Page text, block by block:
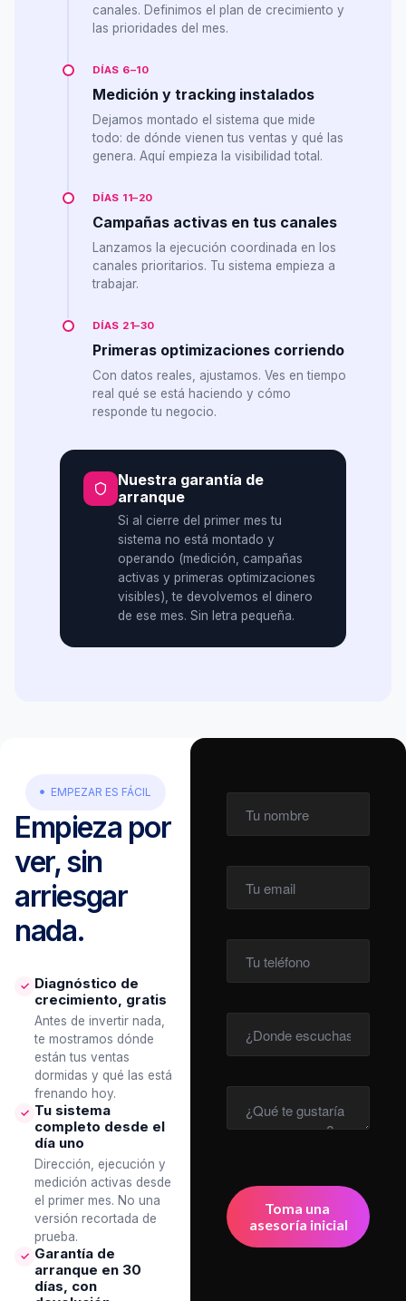
canales. Definimos el plan de crecimiento y
las prioridades del mes.
DÍAS 6–10
Medición y tracking instalados
Dejamos montado el sistema que mide
todo: de dónde vienen tus ventas y qué las
genera. Aquí empieza la visibilidad total.
DÍAS 11–20
Campañas activas en tus canales
Lanzamos la ejecución coordinada en los
canales prioritarios. Tu sistema empieza a
trabajar.
DÍAS 21–30
Primeras optimizaciones corriendo
Con datos reales, ajustamos. Ves en tiempo
real qué se está haciendo y cómo
responde tu negocio.
Nuestra garantía de
arranque
Si al cierre del primer mes tu
sistema no está montado y
operando (medición, campañas
activas y primeras optimizaciones
visibles), te devolvemos el dinero
de ese mes. Sin letra pequeña.
EMPEZAR ES FÁCIL
Empieza por
ver, sin
arriesgar
nada.
✓ Diagnóstico de
crecimiento, gratis
Antes de invertir nada,
te mostramos dónde
están tus ventas
dormidas y qué las está
frenando hoy.
✓ Tu sistema
completo desde el
día uno
Dirección, ejecución y
medición activas desde
el primer mes. No una
versión recortada de
prueba.
✓ Garantía de
arranque en 30
días, con